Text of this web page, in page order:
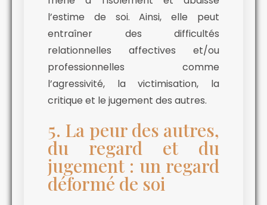
l’estime de soi. Ainsi, elle peut
entraîner des difficultés
relationnelles affectives et/ou
professionnelles comme
l’agressivité, la victimisation, la
critique et le jugement des autres.
5. La peur des autres,
du regard et du
jugement : un regard
déformé de soi